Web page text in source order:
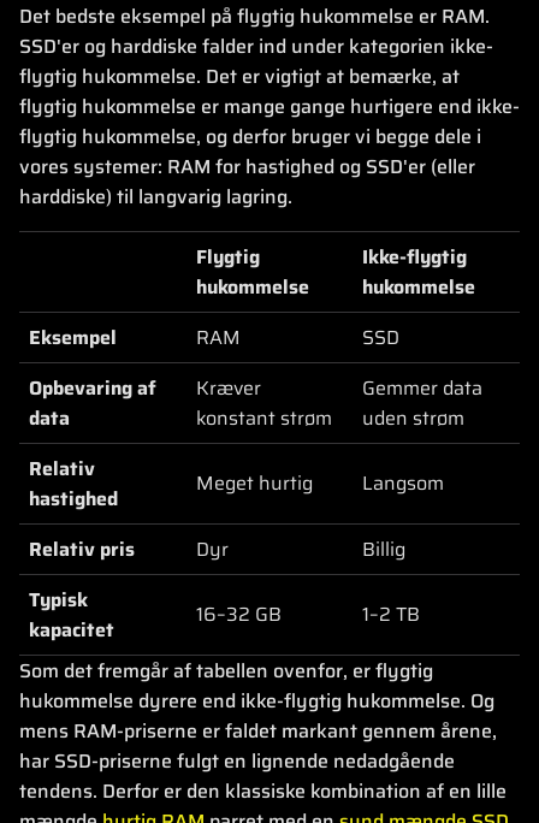
Det bedste eksempel på flygtig hukommelse er RAM.
SSD'er og harddiske falder ind under kategorien ikke-
flygtig hukommelse. Det er vigtigt at bemærke, at
flygtig hukommelse er mange gange hurtigere end ikke-
flygtig hukommelse, og derfor bruger vi begge dele i
vores systemer: RAM for hastighed og SSD'er (eller
harddiske) til langvarig lagring.
Flygtig
hukommelse
Ikke-flygtig
hukommelse
Eksempel
RAM
SSD
Opbevaring af
data
Kræver
konstant strøm
Gemmer data
uden strøm
Relativ
hastighed
Meget hurtig Langsom
Relativ pris Dyr
Billig
Typisk
kapacitet
16–32 GB
1–2 TB
Som det fremgår af tabellen ovenfor, er flygtig
hukommelse dyrere end ikke-flygtig hukommelse. Og
mens RAM-priserne er faldet markant gennem årene,
har SSD-priserne fulgt en lignende nedadgående
tendens. Derfor er den klassiske kombination af en lille